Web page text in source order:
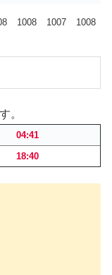
1008 1007 1008
。
04:41
18:40